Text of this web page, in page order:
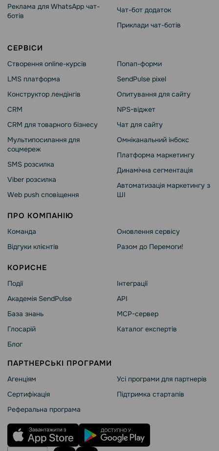
Реклама для WhatsApp чат-
ботів
Чат-бот додаток
Приклади чат-ботів
СЕРВІСИ
Створення online-курсів
LMS платформа
Конструктор лендінгів
CRM
CRM для товарного бізнесу
Мультипосилання для
соцмереж
SMS розсилка
Viber розсилка
Web push сповіщення
Попап-форми
SendPulse pixel
Опитування для сайту
NPS-віджет
Чат для сайту
Омніканальний інбокс
Платформа маркетингу
Динамічна сегментація
Автоматизація маркетингу з
ШІ
ПРО КОМПАНІЮ
Команда
Відгуки клієнтів
Оновлення сервісу
Разом до Перемоги!
КОРИСНЕ
Події
Академія SendPulse
База знань
Глосарій
Блог
Інтеграції
API
MCP-сервер
Каталог експертів
ПАРТНЕРСЬКІ ПРОГРАМИ
Агенціям
Сертифікація
Реферальна програма
Усі програми для партнерів
Підтримка стартапів